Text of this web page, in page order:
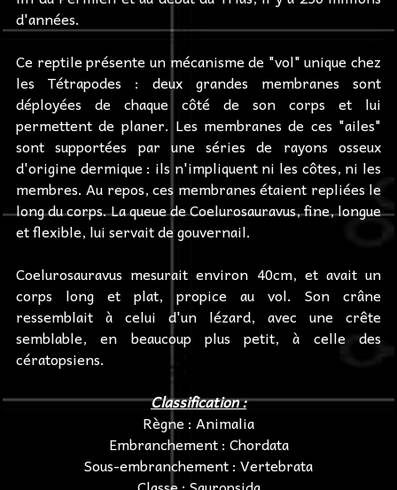
d'années.
Ce reptile présente un mécanisme de "vol" unique chez
les Tétrapodes : deux grandes membranes sont
déployées de chaque côté de son corps et lui
permettent de planer. Les membranes de ces "ailes"
sont supportées par une séries de rayons osseux
d'origine dermique : ils n'impliquent ni les côtes, ni les
membres. Au repos, ces membranes étaient repliées le
long du corps. La queue de Coelurosauravus, fine, longue
et flexible, lui servait de gouvernail.
Coelurosauravus mesurait environ 40cm, et avait un
corps long et plat, propice au vol. Son crâne
ressemblait à celui d'un lézard, avec une crête
semblable, en beaucoup plus petit, à celle des
cératopsiens.
Classification :
Règne : Animalia
Embranchement : Chordata
Sous-embranchement : Vertebrata